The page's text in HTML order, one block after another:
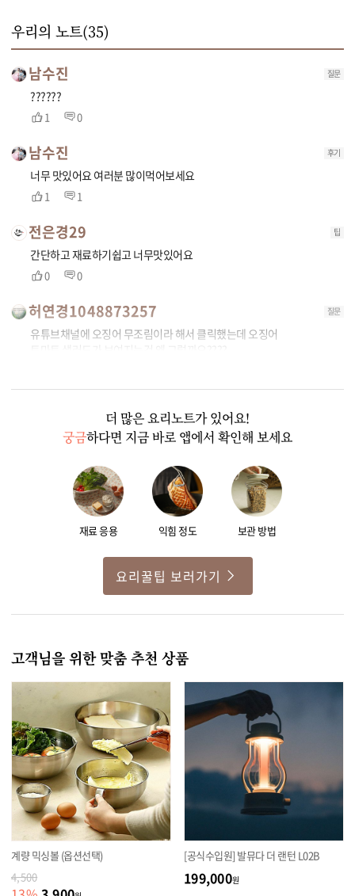
우리의 노트(35)
남수진 질문
??????
1 0
남수진 후기
너무 맛있어요 여러분 많이먹어보세요
1 1
전은경29 팁
간단하고 재료하기쉽고 너무맛있어요
0 0
허연경1048873257 질문
유튜브채널에 오징어 무조림이라 해서 클릭했는데 오징어
더 많은 요리노트가 있어요!
궁금하다면 지금 바로 앱에서 확인해 보세요
재료 응용 익힘 정도 보관 방법
요리꿀팁 보러가기
고객님을 위한 맞춤 추천 상품
계량 믹싱볼 (옵션선택)
4,500
[공식수입원] 발뮤다 더 랜턴 L02B
199,000원